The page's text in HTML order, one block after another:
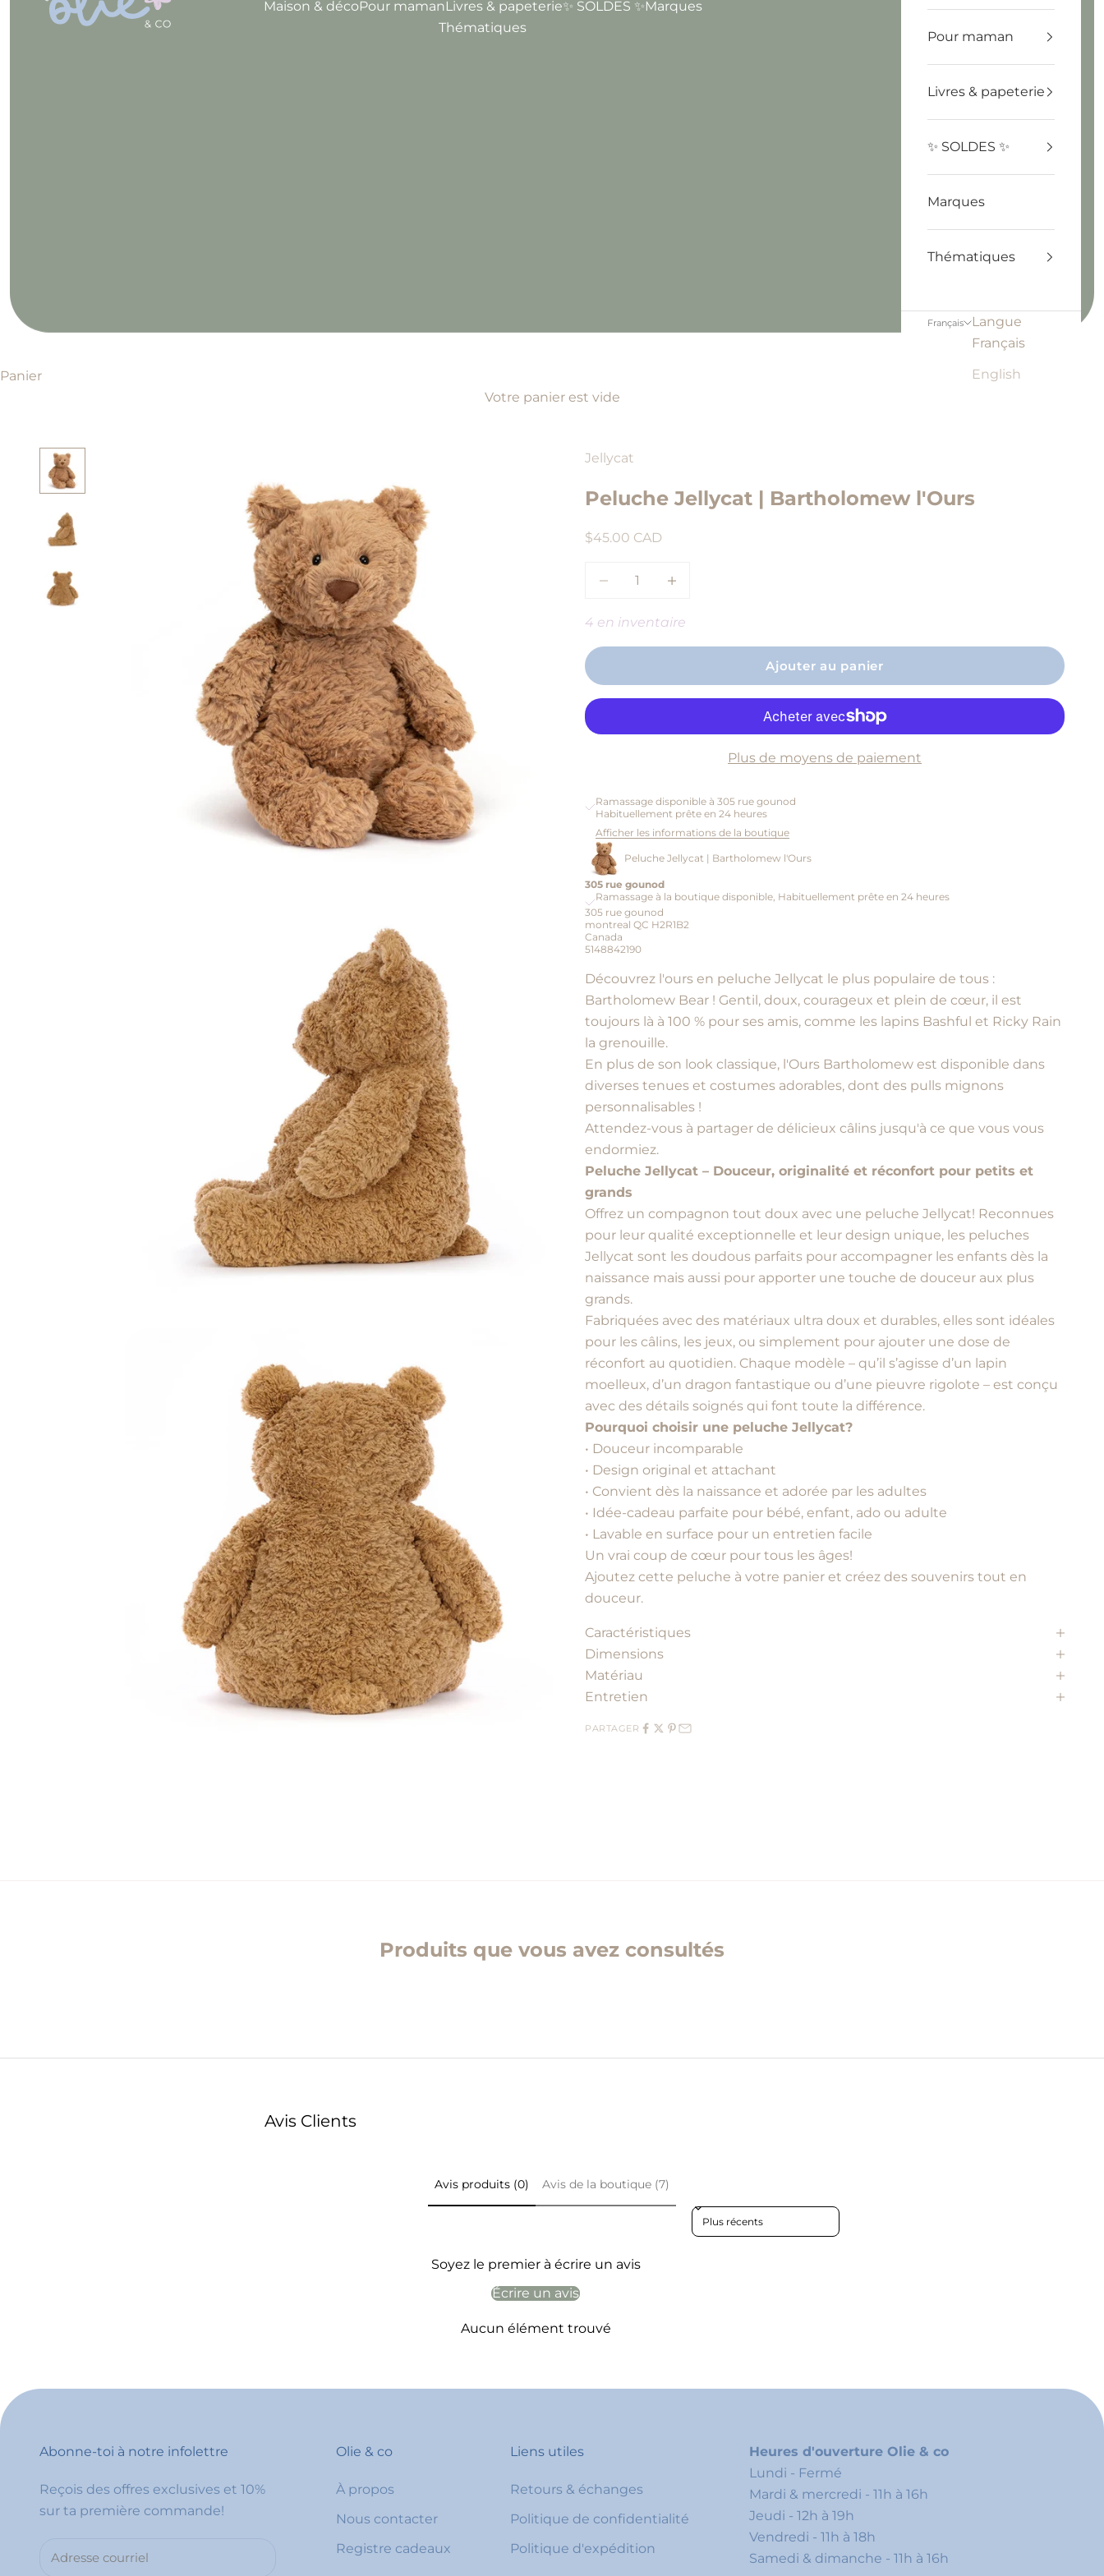
Maison & décoPour mamanLivres & papeterie✨ SOLDES ✨Marques
Thématiques
Pour maman
Livres & papeterie
✨ SOLDES ✨
Marques
Thématiques
Français
Langue
Français
English
Panier
Votre panier est vide
Jellycat
Peluche Jellycat | Bartholomew l'Ours
Prix de vente
$45.00 CAD
Diminuer la quantité
4 en inventaire
Ajouter au panier
Plus de moyens de paiement
Ramassage disponible à 305 rue gounod
Habituellement prête en 24 heures
Afficher les informations de la boutique
Peluche Jellycat | Bartholomew l'Ours
305 rue gounod
Ramassage à la boutique disponible, Habituellement prête en 24 heures
305 rue gounod
montreal QC H2R1B2
Canada
5148842190
Découvrez l'ours en peluche Jellycat le plus populaire de tous :
Bartholomew Bear ! Gentil, doux, courageux et plein de cœur, il est
toujours là à 100 % pour ses amis, comme les lapins Bashful et Ricky Rain
la grenouille.
En plus de son look classique, l'Ours Bartholomew est disponible dans
diverses tenues et costumes adorables, dont des pulls mignons
personnalisables !
Attendez-vous à partager de délicieux câlins jusqu'à ce que vous vous
endormiez.
Peluche Jellycat – Douceur, originalité et réconfort pour petits et
grands
Offrez un compagnon tout doux avec une peluche Jellycat! Reconnues
pour leur qualité exceptionnelle et leur design unique, les peluches
Jellycat sont les doudous parfaits pour accompagner les enfants dès la
naissance mais aussi pour apporter une touche de douceur aux plus
grands.
Fabriquées avec des matériaux ultra doux et durables, elles sont idéales
pour les câlins, les jeux, ou simplement pour ajouter une dose de
réconfort au quotidien. Chaque modèle – qu’il s’agisse d’un lapin
moelleux, d’un dragon fantastique ou d’une pieuvre rigolote – est conçu
avec des détails soignés qui font toute la différence.
Pourquoi choisir une peluche Jellycat?
• Douceur incomparable
• Design original et attachant
• Convient dès la naissance et adorée par les adultes
• Idée-cadeau parfaite pour bébé, enfant, ado ou adulte
• Lavable en surface pour un entretien facile
Un vrai coup de cœur pour tous les âges!
Ajoutez cette peluche à votre panier et créez des souvenirs tout en
douceur.
Caractéristiques
Dimensions
Matériau
Entretien
PARTAGER
Produits que vous avez consultés
Avis Clients
Avis produits (0) Avis de la boutique (7)
Sort reviews by
Soyez le premier à écrire un avis
Écrire un avis
Aucun élément trouvé
Abonne-toi à notre infolettre
Reçois des offres exclusives et 10%
sur ta première commande!
Olie & co
À propos
Nous contacter
Registre cadeaux
Liens utiles
Retours & échanges
Politique de confidentialité
Politique d'expédition
Heures d'ouverture Olie & co
Lundi - Fermé
Mardi & mercredi - 11h à 16h
Jeudi - 12h à 19h
Vendredi - 11h à 18h
Samedi & dimanche - 11h à 16h